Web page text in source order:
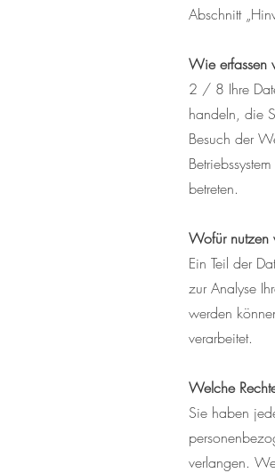
Abschnitt
Wie erfassen
2 / 8 Ihre
handeln, die
Besuch der
betreten.
Wofür nutzen
Ein Teil der
zur Analyse
werden
verarbeitet.
Welche
Sie haben
verlangen.